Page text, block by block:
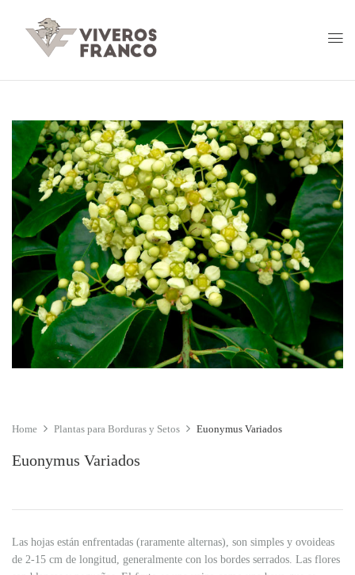
Home Plantas para Borduras y Setos Euonymus Variados
Euonymus Variados
Las hojas están enfrentadas (raramente alternas), son simples y ovoideas
de 2-15 cm de longitud, generalmente con los bordes serrados. Las flores